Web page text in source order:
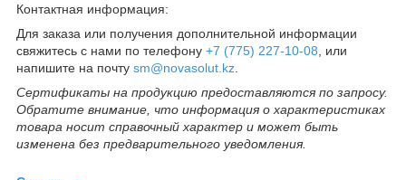
Контактная информация:
Для заказа или получения дополнительной информации
свяжитесь с нами по телефону +7 (775) 227-10-08 , или
напишите на почту sm@novasolut.kz
Сертификаты на продукцию предоставляются по запросу.
Обратите внимание, что информация о характеристиках
товара носит справочный характер и может быть
изменена без предварительного уведомления.